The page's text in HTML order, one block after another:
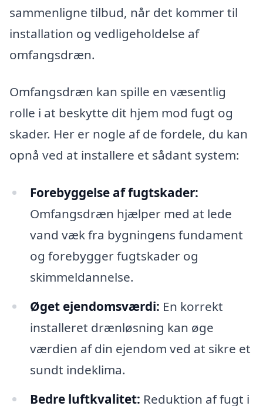
sammenligne tilbud, når det kommer til
installation og vedligeholdelse af
omfangsdræn.
Omfangsdræn kan spille en væsentlig
rolle i at beskytte dit hjem mod fugt og
skader. Her er nogle af de fordele, du kan
opnå ved at installere et sådant system:
Forebyggelse af fugtskader:
Omfangsdræn hjælper med at lede
vand væk fra bygningens fundament
og forebygger fugtskader og
skimmeldannelse.
Øget ejendomsværdi: En korrekt
installeret drænløsning kan øge
værdien af din ejendom ved at sikre et
sundt indeklima.
Bedre luftkvalitet: Reduktion af fugt i